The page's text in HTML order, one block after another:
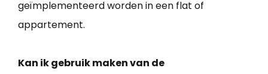
geïmplementeerd worden in een flat of
appartement.
Kan ik gebruik maken van de